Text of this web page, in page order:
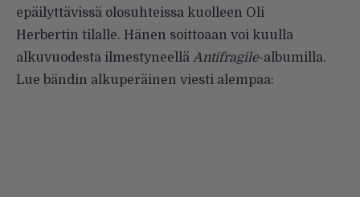
epäilyttävissä olosuhteissa kuolleen Oli
Herbertin tilalle. Hänen soittoaan voi kuulla
alkuvuodesta ilmestyneellä Antifragile-albumilla.
Lue bändin alkuperäinen viesti alempaa: